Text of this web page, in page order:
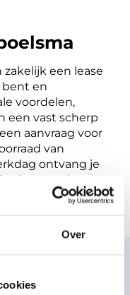
Over
zakelijk een lease
bent en
voordelen,
een vast scherp
aanvraag voor
van
ontvang je
voor jouw
vertrouwd.